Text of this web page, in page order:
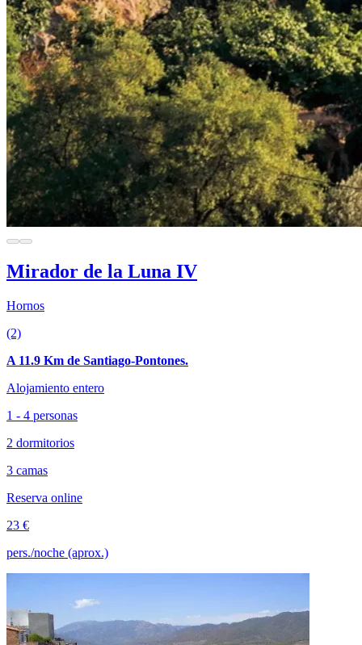
Mirador de la Luna IV
Hornos
(2)
A 11.9 Km de Santiago-Pontones.
Alojamiento entero
1 - 4 personas
2 dormitorios
3 camas
Reserva online
23 €
pers./noche (aprox.)